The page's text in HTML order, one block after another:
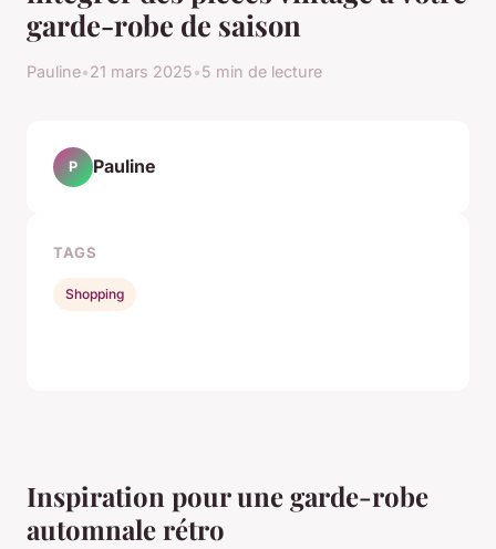
garde-robe de saison
Pauline•21 mars 2025•5 min de lecture
Inspiration pour une garde-robe
automnale rétro
P Pauline
TAGS
Shopping